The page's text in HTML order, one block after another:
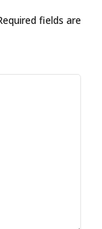
fields are